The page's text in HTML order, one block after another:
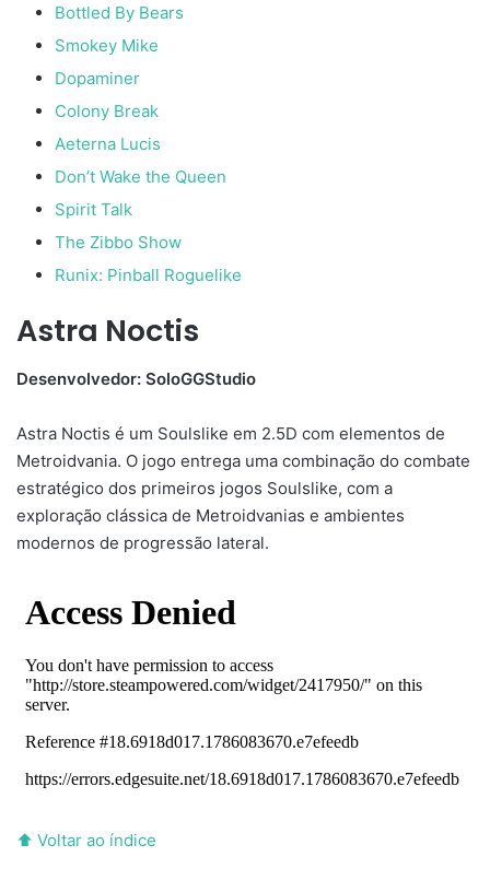
Bottled By Bears
Smokey Mike
Dopaminer
Colony Break
Aeterna Lucis
Don’t Wake the Queen
Spirit Talk
The Zibbo Show
Runix: Pinball Roguelike
Astra Noctis
Desenvolvedor: SoloGGStudio
Astra Noctis é um Soulslike em 2.5D com elementos de
Metroidvania. O jogo entrega uma combinação do combate
estratégico dos primeiros jogos Soulslike, com a
exploração clássica de Metroidvanias e ambientes
modernos de progressão lateral.
⬆ Voltar ao índice